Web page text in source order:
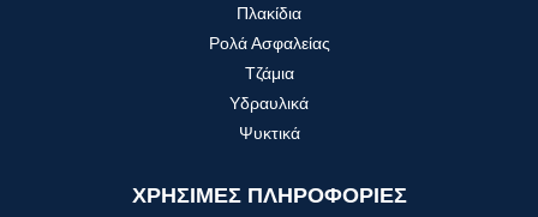
Πλακίδια
Ρολά Ασφαλείας
Τζάμια
Υδραυλικά
Ψυκτικά
ΧΡΗΣΙΜΕΣ ΠΛΗΡΟΦΟΡΙΕΣ